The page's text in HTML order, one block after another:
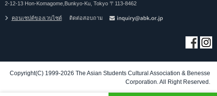
2-12-13 Hon-Komagome,Bunkyo-Ku, Tokyo 〒113-8462
คอนเซปต์ของเวบไซต์ ติดต่อสอบถาม
Copyright(C) 1999-2026 The Asian Students Cultural Association & Benesse
Corporation. All Right Reserved.